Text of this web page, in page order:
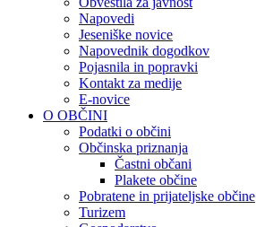
Napovedi
Jeseniške novice
Napovednik dogodkov
Pojasnila in popravki
Kontakt za medije
E-novice
O OBČINI
Podatki o občini
Občinska priznanja
Častni občani
Plakete občine
Pobratene in prijateljske občine
Turizem